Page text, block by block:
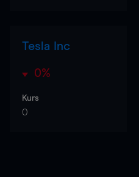
Tesla Inc
0%
Kurs
0